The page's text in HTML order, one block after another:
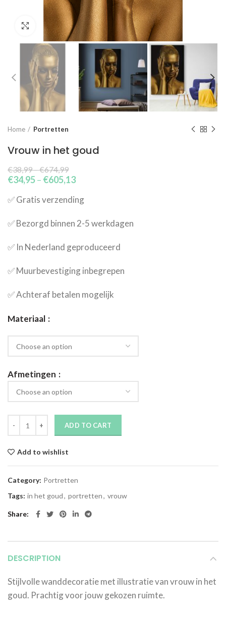
Click to enlarge
Home Portretten
Vrouw in het goud
€38,99–€674,99
€34,95– €605,13
✅​ Gratis verzending
✅​ Bezorgd binnen 2-5 werkdagen
✅​ In Nederland geproduceerd
✅​ Muurbevestiging inbegrepen
✅​ Achteraf betalen mogelijk
Materiaal
Afmetingen
ADD TO CART
Add to wishlist
Category: Portretten
Tags: in het goud, portretten, vrouw
Share
DESCRIPTION
Stijlvolle wanddecoratie met illustratie van vrouw in het
goud. Prachtig voor jouw gekozen ruimte.